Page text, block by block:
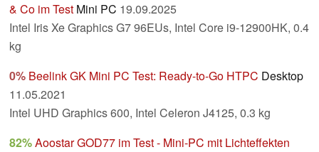
& Co im Test Mini PC 19.09.2025
Intel Iris Xe Graphics G7 96EUs, Intel Core i9-12900HK, 0.4
kg
0% Beelink GK Mini PC Test: Ready-to-Go HTPC Desktop
11.05.2021
Intel UHD Graphics 600, Intel Celeron J4125, 0.3 kg
82%Aoostar GOD77 im Test - Mini-PC mit Lichteffekten